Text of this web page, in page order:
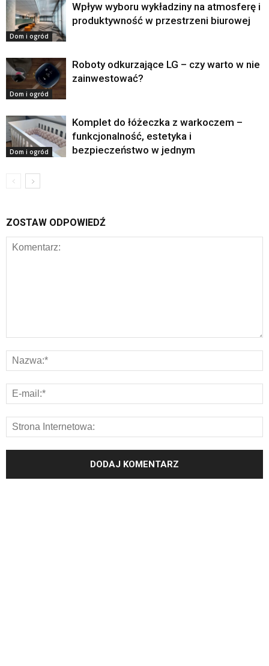
Dom i ogród
Wpływ wyboru wykładziny na atmosferę i
produktywność w przestrzeni biurowej
Dom i ogród
Roboty odkurzające LG – czy warto w nie
zainwestować?
Dom i ogród
Komplet do łóżeczka z warkoczem –
funkcjonalność, estetyka i
bezpieczeństwo w jednym
ZOSTAW ODPOWIEDŹ